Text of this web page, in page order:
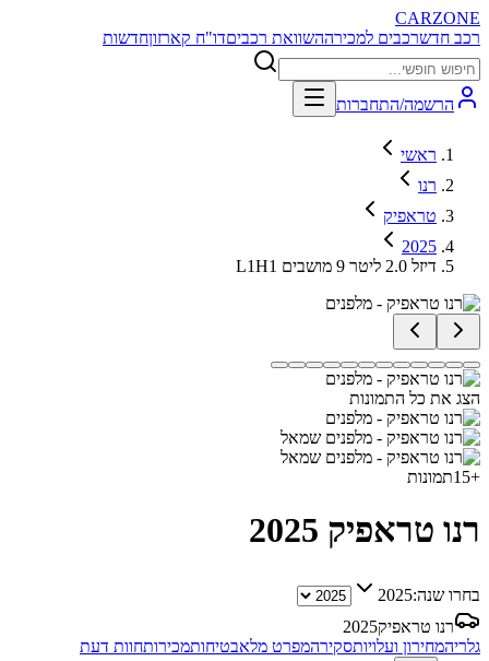
CARZONE
רכב חדשרכבים למכירההשוואת רכביםדו"ח קארזוןחדשות
הרשמה/התחברות
ראשי
רנו
טראפיק
2025
L1H1 דיזל 2.0 ליטר 9 מושבים
הצג את כל התמונות
+
15תמונות
רנו טראפיק 2025
בחרו שנה:2025
רנו טראפיק2025
גלריהמחירון ועלויותסקירהמפרט מלאבטיחותמכירותחוות דעת